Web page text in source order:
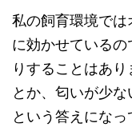
私の飼育環境では
に効かせている
りすることはあ
とか、匂いが少
という答えになっ